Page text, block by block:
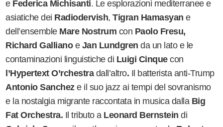
eFederica Michisanti. Le esplorazioni mediterranee e
asiatiche dei Radiodervish,Tigran Hamasyan e
dell ’ensemble Mare Nostrum con Paolo Fresu,
Richard Galliano e Jan Lundgrenda un lato e le
contaminazioni linguistiche di Luigi Cinquecon
’Hypertext O’rchestra dall ’altro. Il batterista anti-Trump
Antonio Sancheze il suo jazz ai tempi del sovranismo
e la nostalgia migrante raccontata in musica dalla Big
Fat Orchestra. Il tributo aLeonard Bernsteindi